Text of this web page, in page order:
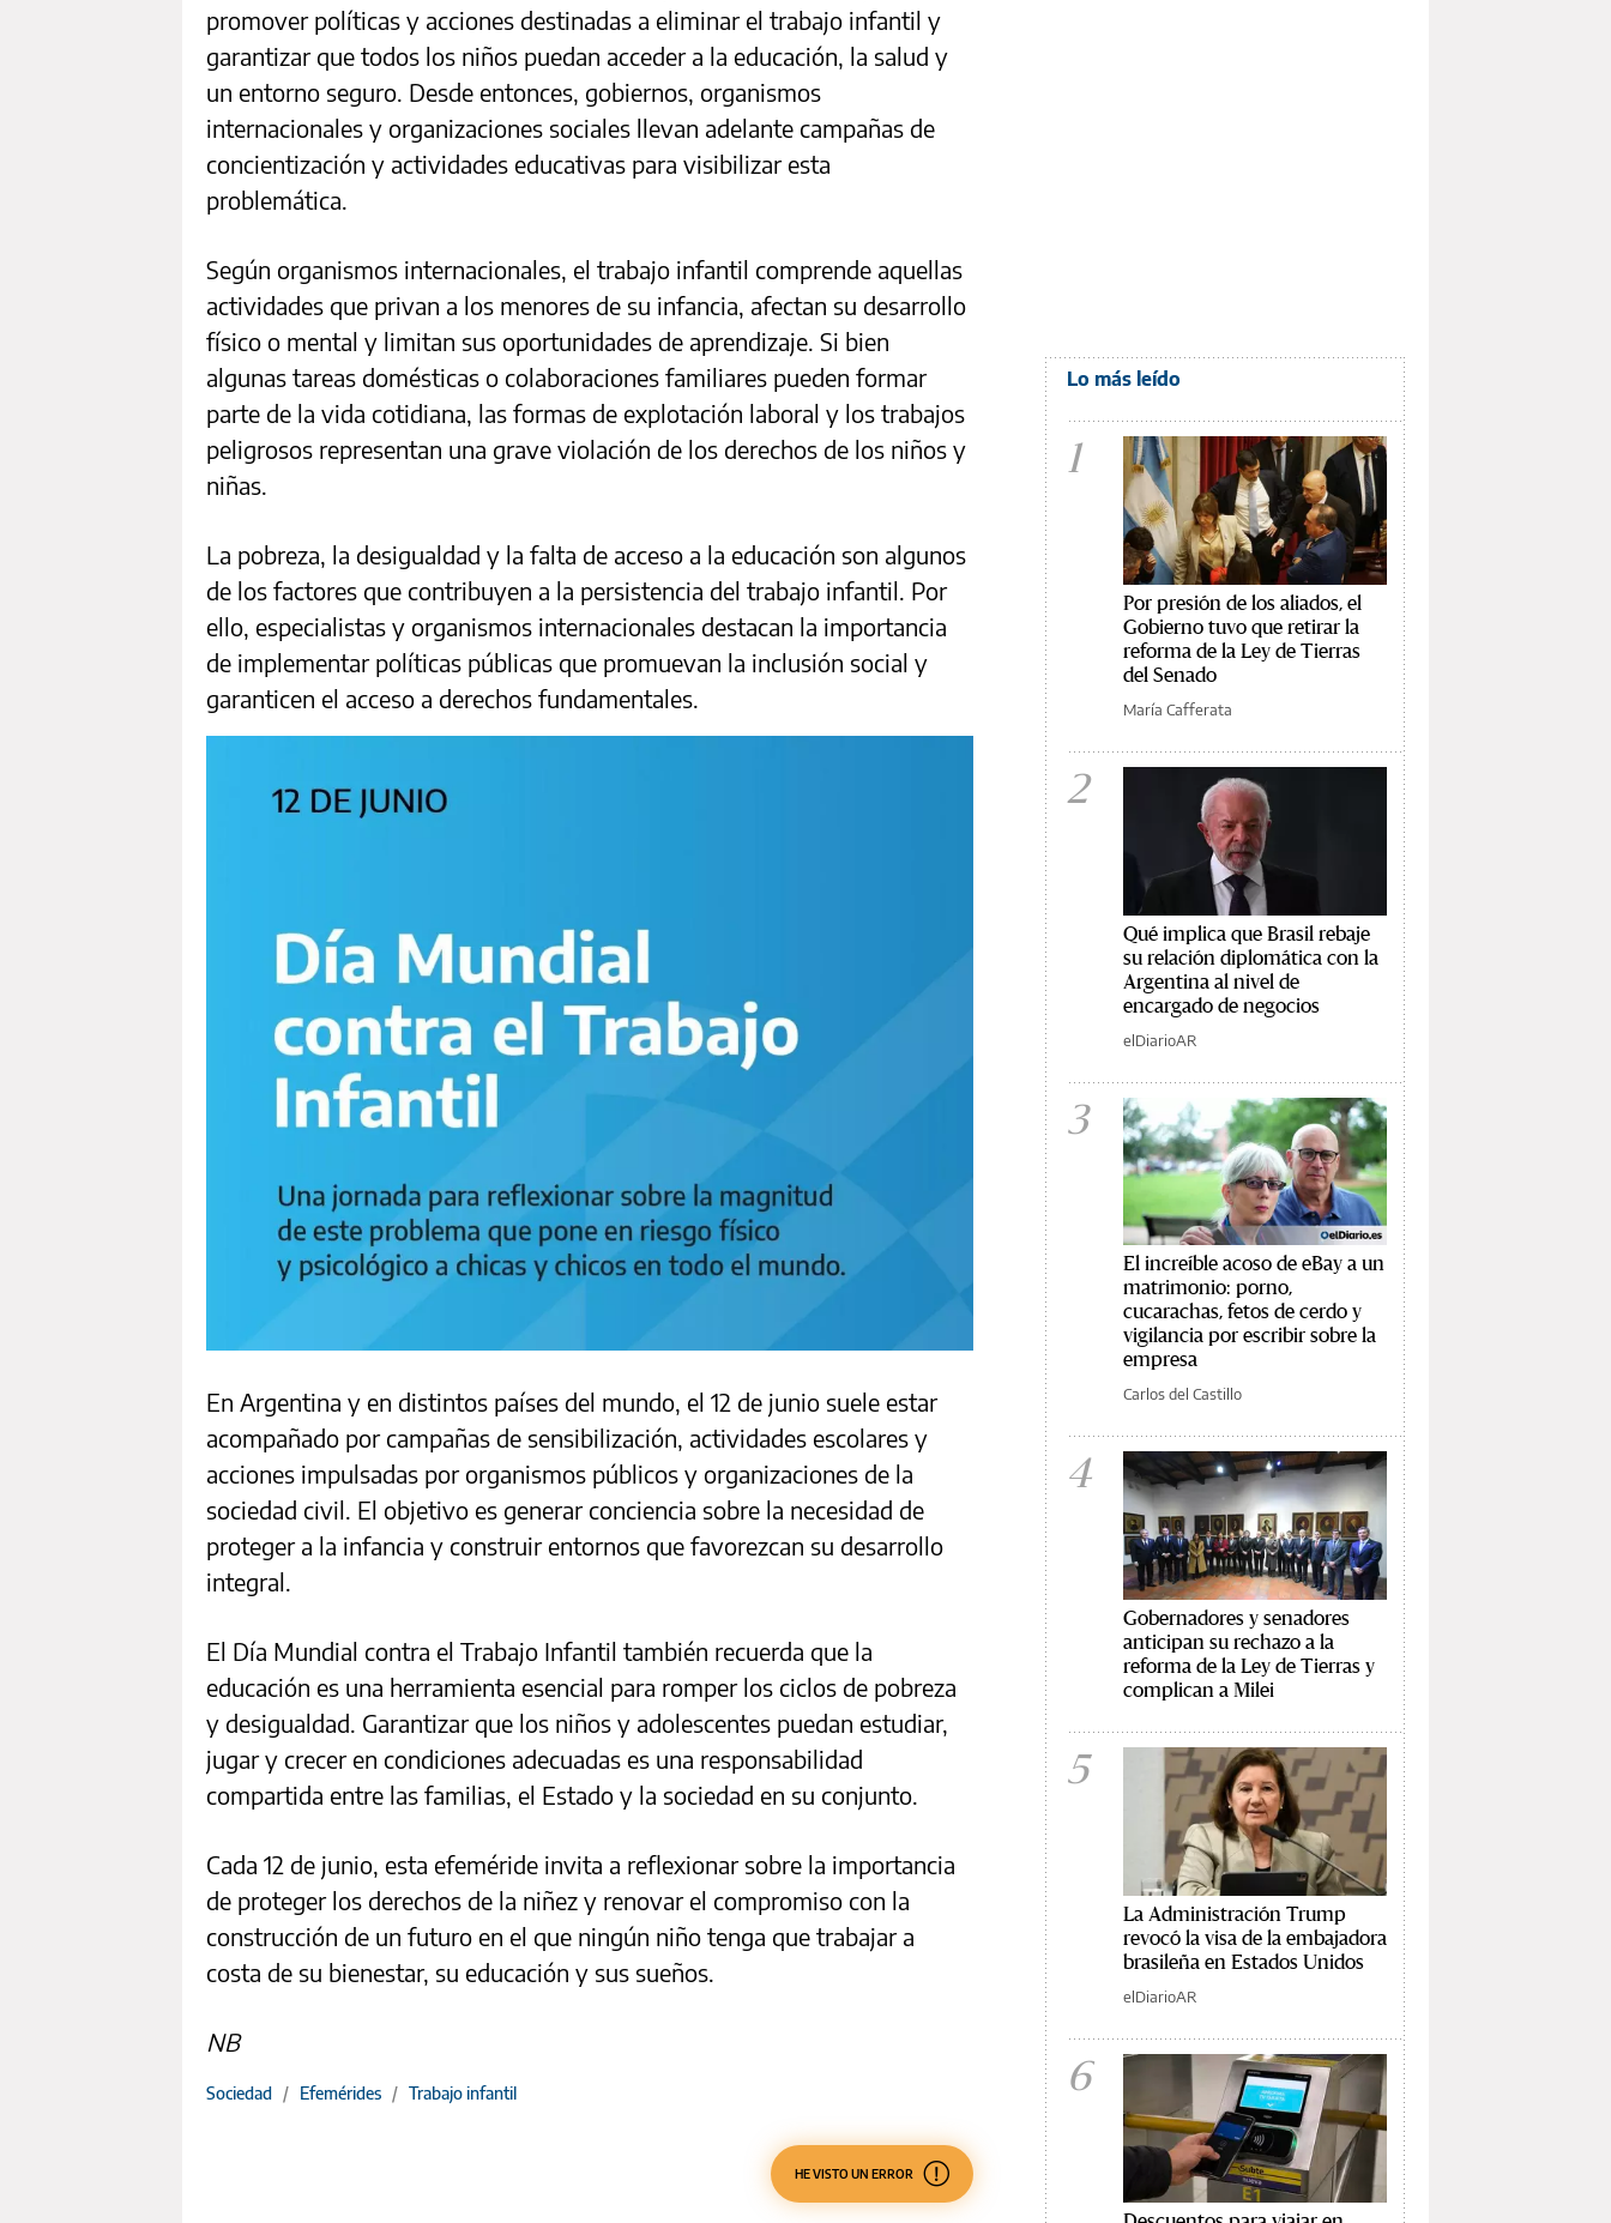
promover políticas y acciones destinadas a eliminar el trabajo infantil y
garantizar que todos los niños puedan acceder a la educación, la salud y
un entorno seguro. Desde entonces, gobiernos, organismos
internacionales y organizaciones sociales llevan adelante campañas de
concientización y actividades educativas para visibilizar esta
problemática.
Según organismos internacionales, el trabajo infantil comprende aquellas
actividades que privan a los menores de su infancia, afectan su desarrollo
físico o mental y limitan sus oportunidades de aprendizaje. Si bien
algunas tareas domésticas o colaboraciones familiares pueden formar
parte de la vida cotidiana, las formas de explotación laboral y los trabajos
peligrosos representan una grave violación de los derechos de los niños y
niñas.
La pobreza, la desigualdad y la falta de acceso a la educación son algunos
de los factores que contribuyen a la persistencia del trabajo infantil. Por
ello, especialistas y organismos internacionales destacan la importancia
de implementar políticas públicas que promuevan la inclusión social y
garanticen el acceso a derechos fundamentales.
En Argentina y en distintos países del mundo, el 12 de junio suele estar
acompañado por campañas de sensibilización, actividades escolares y
acciones impulsadas por organismos públicos y organizaciones de la
sociedad civil. El objetivo es generar conciencia sobre la necesidad de
proteger a la infancia y construir entornos que favorezcan su desarrollo
integral.
El Día Mundial contra el Trabajo Infantil también recuerda que la
educación es una herramienta esencial para romper los ciclos de pobreza
y desigualdad. Garantizar que los niños y adolescentes puedan estudiar,
jugar y crecer en condiciones adecuadas es una responsabilidad
compartida entre las familias, el Estado y la sociedad en su conjunto.
Cada 12 de junio, esta efeméride invita a reflexionar sobre la importancia
de proteger los derechos de la niñez y renovar el compromiso con la
construcción de un futuro en el que ningún niño tenga que trabajar a
costa de su bienestar, su educación y sus sueños.
NB
Sociedad / Efemérides / Trabajo infantil
HE VISTO UN ERROR
Lo más leído
1
Por presión de los aliados, el
Gobierno tuvo que retirar la
reforma de la Ley de Tierras
del Senado
María Cafferata
2
Qué implica que Brasil rebaje
su relación diplomática con la
Argentina al nivel de
encargado de negocios
elDiarioAR
3
El increíble acoso de eBay a un
matrimonio: porno,
cucarachas, fetos de cerdo y
vigilancia por escribir sobre la
empresa
Carlos del Castillo
4
Gobernadores y senadores
anticipan su rechazo a la
reforma de la Ley de Tierras y
complican a Milei
5
La Administración Trump
revocó la visa de la embajadora
brasileña en Estados Unidos
elDiarioAR
6